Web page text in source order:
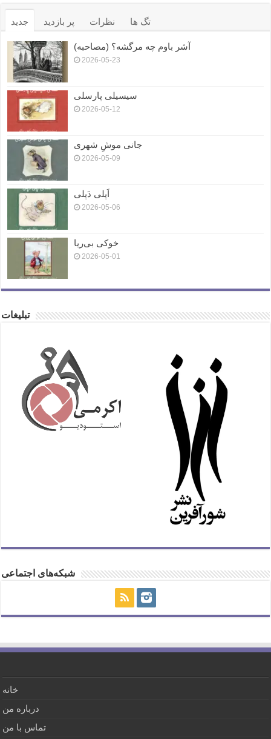
جدید پر بازدید نظرات تگ ها
آشر باوم چه مرگشه؟ (مصاحبه)
2026-05-23
سیسیلی پارسلی
2026-05-12
جانی موشِ شهری
2026-05-09
اَپلی دَپلی
2026-05-06
خوکی بی‌ریا
2026-05-01
تبلیغات
شبکه‌های اجتماعی
خانه
درباره من
تماس با من